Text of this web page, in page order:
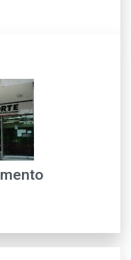
a créditos de
en proyectos que
calidad de vida...